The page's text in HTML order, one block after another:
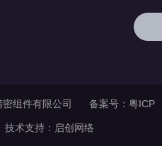
密组件有限公司 备案号： 粤ICP
术支持： 启创网络